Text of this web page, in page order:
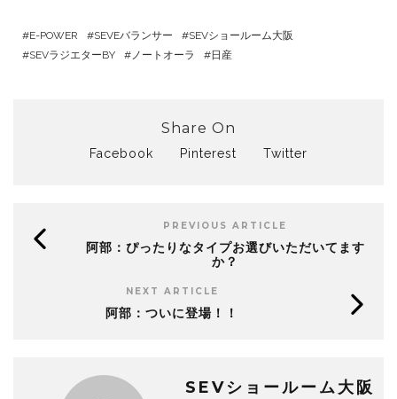
E-POWER SEVEバランサー
SEVショールーム大阪
SEVラジエターBY
ノートオーラ 日産
Share On
Facebook Pinterest Twitter
PREVIOUS ARTICLE
阿部：ぴったりなタイプお選びいただいてます
か？
NEXT ARTICLE
阿部：ついに登場！！
SEVショールーム大阪